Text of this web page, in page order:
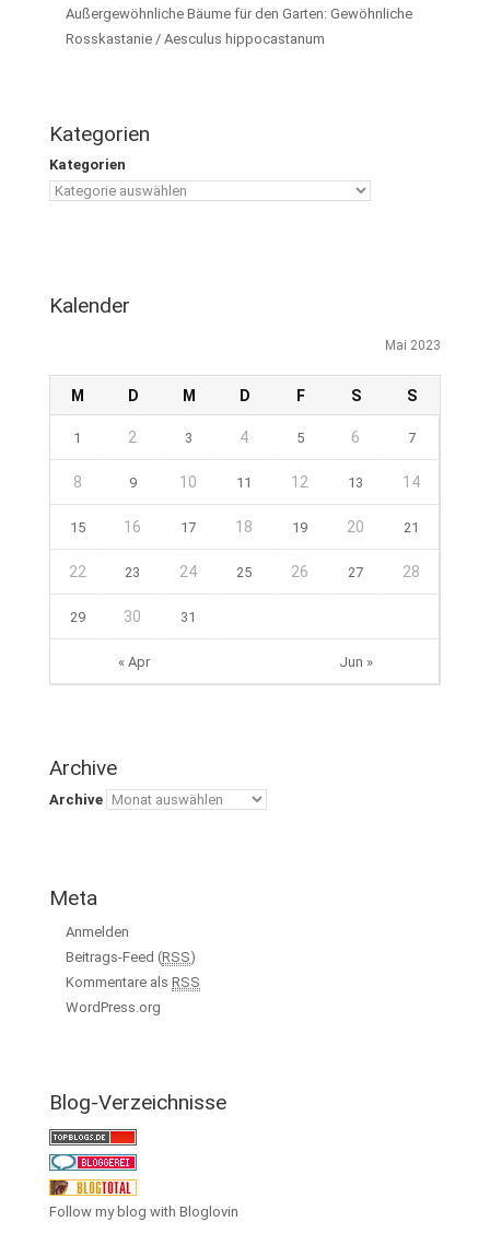
Außergewöhnliche Bäume für den Garten: Gewöhnliche
Rosskastanie / Aesculus hippocastanum
Kategorien
Kategorien
Kalender
Mai 2023
M D M D F S S
« Apr Jun »
1 2 3 4 5 6 7
8 9 10 11 12 13 14
15 16 17 18 19 20 21
22 23 24 25 26 27 28
29 30 31
Archive
Archive
Meta
Anmelden
Beitrags-Feed (RSS)
Kommentare als RSS
WordPress.org
Blog-Verzeichnisse
Follow my blog with Bloglovin